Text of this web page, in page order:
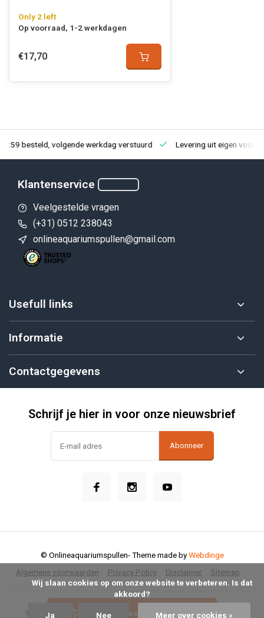
Toevoegen aan winkelwagen
Only 2 left
Op voorraad, 1-2 werkdagen
€17,70
besteld, volgende werkdag verstuurd Levering uit eigen
Klantenservice
Veelgestelde vragen
(+31) 0512 238043
onlineaquariumspullen@gmail.com
Usefull links
Informatie
Contactgegevens
Schrijf je hier in voor onze nieuwsbrief
Abonneer
Algemene voorwaarden Privacy Policy Disclaimer Sitemap
© Onlineaquariumspullen- Theme made byWebdinge
akkoord?
Ja Nee Meer over cookies »